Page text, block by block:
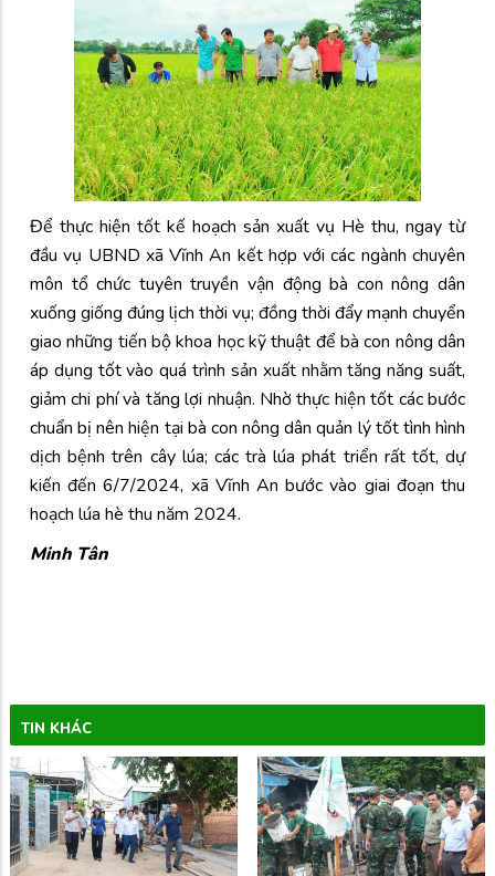
Để thực hiện tốt kế hoạch sản xuất vụ Hè thu, ngay từ
đầu vụ UBND xã Vĩnh An kết hợp với các ngành chuyên
môn tổ chức tuyên truyền vận động bà con nông dân
xuống giống đúng lịch thời vụ; đồng thời đẩy mạnh chuyển
giao những tiến bộ khoa học kỹ thuật để bà con nông dân
áp dụng tốt vào quá trình sản xuất nhằm tăng năng suất,
giảm chi phí và tăng lợi nhuận. Nhờ thực hiện tốt các bước
chuẩn bị nên hiện tại bà con nông dân quản lý tốt tình hình
dịch bệnh trên cây lúa; các trà lúa phát triển rất tốt, dự
kiến đến 6/7/2024, xã Vĩnh An bước vào giai đoạn thu
hoạch lúa hè thu năm 2024.
Minh Tân
TIN KHÁC